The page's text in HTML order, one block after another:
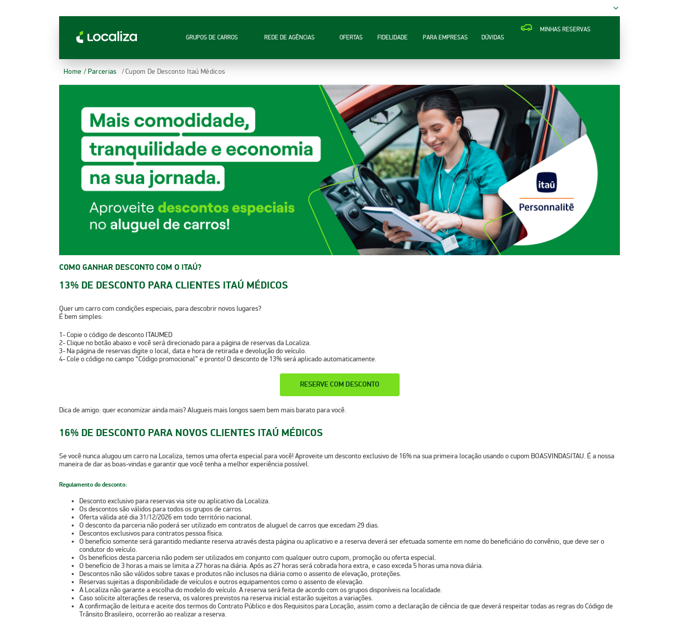
MINHAS RESERVAS
GRUPOS DE CARROS
REDE DE AGÊNCIAS OFERTAS FIDELIDADE PARA EMPRESAS DÚVIDAS
Home / Parcerias / Cupom De Desconto Itaú Médicos
COMO GANHAR DESCONTO COM O ITAÚ?
13% DE DESCONTO PARA CLIENTES ITAÚ MÉDICOS
Quer um carro com condições especiais, para descobrir novos lugares?
É bem simples:
1-Copie o código de desconto ITAUMED
2-Clique no botão abaixo e você será direcionado para a página de reservas da Localiza.
3-Na página de reservas digite o local, data e hora de retirada e devolução do veículo.
4-Cole o código no campo “Código promocional” e pronto!O desconto de 13% será aplicado automaticamente.
RESERVE COM DESCONTO
Dica de amigo: quer economizar ainda mais? Alugueis mais longos saem bem mais barato para você.
16% DE DESCONTO PARA NOVOS CLIENTES ITAÚ MÉDICOS
Se você nunca alugou um carro na Localiza, temos uma oferta especial para você! Aproveite um desconto exclusivo de 16% na sua primeira locaçãousando o cupom BOASVINDASITAU. É a nossa
maneira de dar as boas-vindas e garantir que você tenha a melhor experiência possível.
Regulamento do desconto:
Desconto exclusivo para reservas via site ou aplicativo da Localiza.
Os descontos são válidos para todos os grupos de carros.
Oferta válida até dia 31/12/2026 em todo território nacional.
O desconto da parceria não poderá ser utilizado em contratos de aluguel de carros que excedam 29 dias.
Descontos exclusivos para contratos pessoa física.
O benefício somente será garantido mediante reserva através desta página ou aplicativo e a reserva deverá ser efetuada somente em nome do beneficiário do convênio, que deve ser o
condutor do veículo.
Os benefícios desta parceria não podem ser utilizados em conjunto com qualquer outro cupom, promoção ou oferta especial.
O benefício de 3 horas a mais se limita a 27 horas na diária. Após as 27 horas será cobrada hora extra, e caso exceda 5 horas uma nova diária.
Descontos não são válidos sobre taxas e produtos não inclusos na diária como o assento de elevação, proteções.
Reservas sujeitas a disponibilidade de veículos e outros equipamentos como o assento de elevação.
A Localiza não garante a escolha do modelo do veículo. A reserva será feita de acordo com os grupos disponíveis na localidade.
Caso solicite alterações de reserva, os valores previstos na reserva inicial estarão sujeitos a variações.
A confirmação de leitura e aceite dos termos do Contrato Público e dos Requisitos para Locação, assim como a declaração de ciência de que deverá respeitar todas as regras do Código de
Trânsito Brasileiro, ocorrerão ao realizar a reserva.